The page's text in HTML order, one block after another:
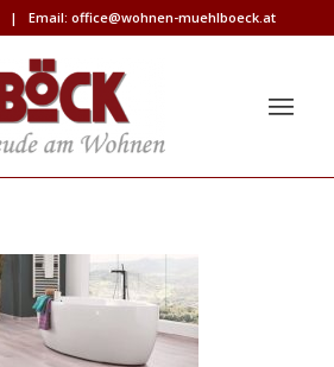
| Email:office@wohnen-muehlboeck.at